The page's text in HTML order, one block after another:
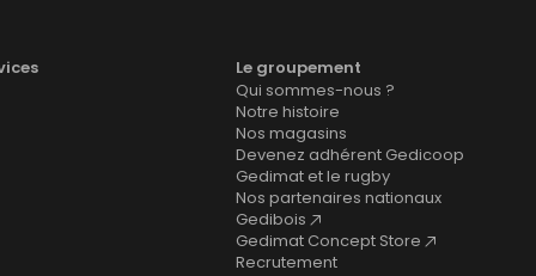
Le groupement
Qui sommes-nous ?
Notre histoire
Nos magasins
Devenez adhérent Gedicoop
Gedimat et le rugby
Nos partenaires nationaux
Gedibois
Gedimat Concept Store
Recrutement